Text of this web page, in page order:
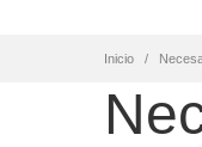
Inicio